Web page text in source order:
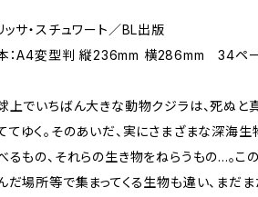
ッサ・スチュワート／BL出版
：A4変型判 縦236mm 横286mm 34ペ
上でいちばん大きな動物クジラは、死ぬと
てゆく。そのあいだ、実にさまざまな深海
るもの、それらの生き物をねらうもの...。こ
だ場所等で集まってくる生物も違い、まだ